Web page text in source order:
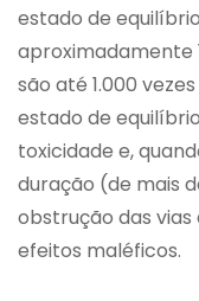
estado de
aproximadamente
são até 1.000
estado de
toxicidade e,
duração (de mais
obstrução das
efeitos maléficos.